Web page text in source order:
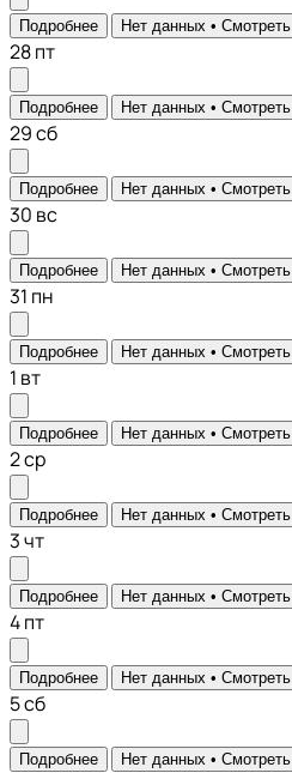
Подробнее Нет данных • Смотреть
28пт
Подробнее Нет данных • Смотреть
29сб
Подробнее Нет данных • Смотреть
30 вс
Подробнее Нет данных • Смотреть
31 пн
Подробнее Нет данных • Смотреть
1 вт
Подробнее Нет данных • Смотреть
2ср
Подробнее Нет данных • Смотреть
3чт
Подробнее Нет данных • Смотреть
4пт
Подробнее Нет данных • Смотреть
5сб
Подробнее Нет данных • Смотреть